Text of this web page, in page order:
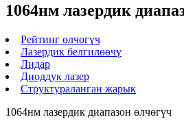
1064нм лазердик
Рейтинг өлчөгүч
Лазердик белгилөөчү
Лидар
Диоддук лазер
Структураланган жарык
1064нм лазердик диапазон өлчөгүч